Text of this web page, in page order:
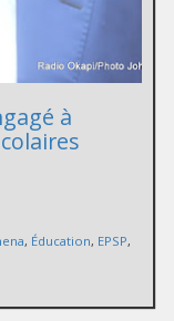
à
, Éducation, EPSP,